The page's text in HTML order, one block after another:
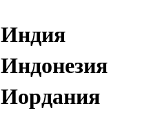
Индия
Индонезия
Иордания